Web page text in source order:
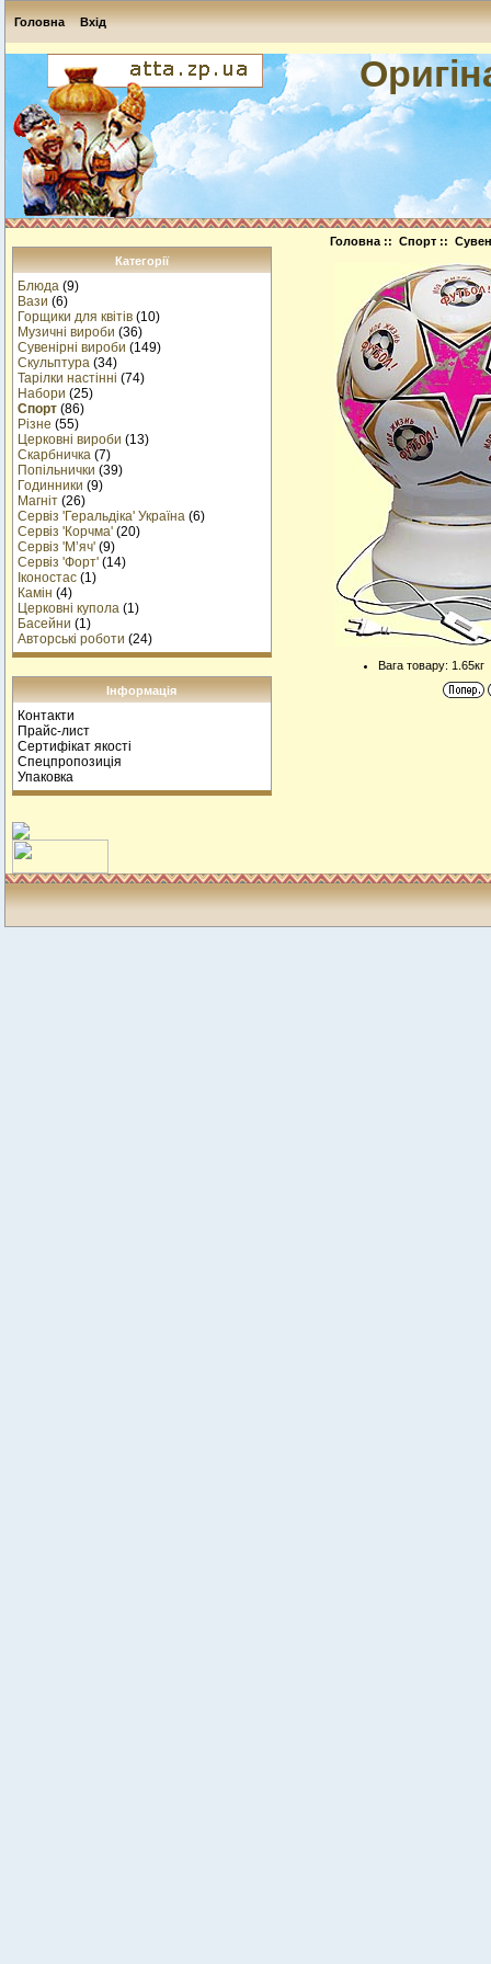
Головна Вхід
Категорії
Блюда (9)
Вази (6)
Горщики для квітів (10)
Музичнi вироби (36)
Сувенірні вироби (149)
Скульптура (34)
Тарілки настінні (74)
Набори (25)
Спорт (86)
Різне (55)
Церковні вироби (13)
Cкарбничка (7)
Попільнички (39)
Годинники (9)
Магніт (26)
Сервіз 'Геральдіка' Україна (6)
Сервіз 'Корчма' (20)
Сервіз 'М’яч' (9)
Сервіз 'Форт' (14)
Іконостас (1)
Камін (4)
Церковні купола (1)
Басейни (1)
Авторські роботи (24)
Інформація
Контакти
Прайс-лист
Сертифікат якості
Спецпропозиція
Упаковка
Головна ::Спорт ::
Вага товару: 1.65кг